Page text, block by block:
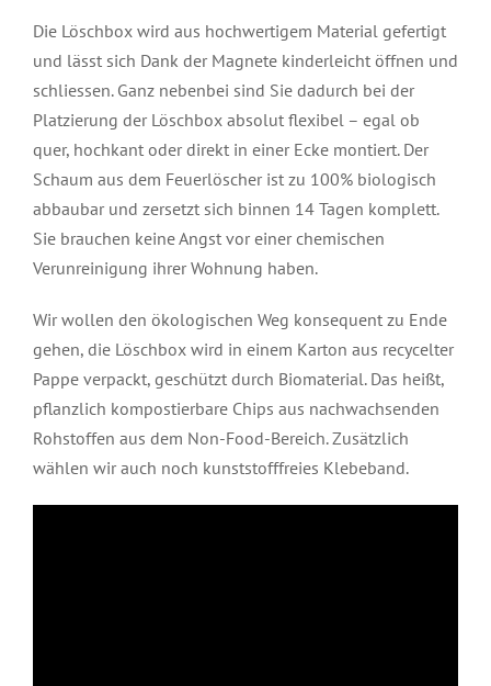
Die Löschbox wird aus hochwertigem Material gefertigt
und lässt sich Dank der Magnete kinderleicht öffnen und
schliessen. Ganz nebenbei sind Sie dadurch bei der
Platzierung der Löschbox absolut flexibel – egal ob
quer, hochkant oder direkt in einer Ecke montiert. Der
Schaum aus dem Feuerlöscher ist zu 100% biologisch
abbaubar und zersetzt sich binnen 14 Tagen komplett.
Sie brauchen keine Angst vor einer chemischen
Verunreinigung ihrer Wohnung haben.
Wir wollen den ökologischen Weg konsequent zu Ende
gehen, die Löschbox wird in einem Karton aus recycelter
Pappe verpackt, geschützt durch Biomaterial. Das heißt,
pflanzlich kompostierbare Chips aus nachwachsenden
Rohstoffen aus dem Non-Food-Bereich. Zusätzlich
wählen wir auch noch kunststofffreies Klebeband.